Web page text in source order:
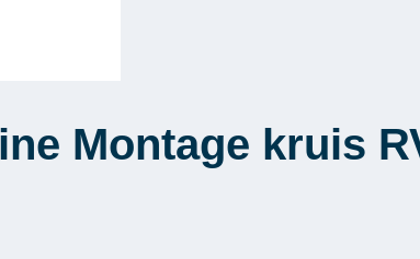
Montage kruis